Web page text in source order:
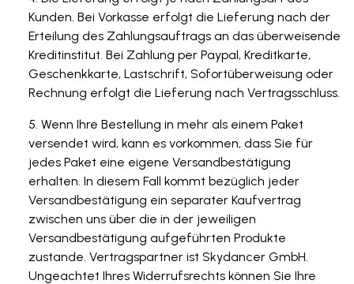
Kunden. Bei Vorkasse erfolgt die Lieferung nach der
Erteilung des Zahlungsauftrags an das überweisende
Kreditinstitut. Bei Zahlung per Paypal, Kreditkarte,
Geschenkkarte, Lastschrift, Sofortüberweisung oder
Rechnung erfolgt die Lieferung nach Vertragsschluss.
Wenn Ihre Bestellung in mehr als einem Paket
versendet wird, kann es vorkommen, dass Sie für
jedes Paket eine eigene Versandbestätigung
erhalten. In diesem Fall kommt bezüglich jeder
Versandbestätigung ein separater Kaufvertrag
zwischen uns über die in der jeweiligen
Versandbestätigung aufgeführten Produkte
zustande. Vertragspartner ist Skydancer GmbH.
Ungeachtet Ihres Widerrufsrechts können Sie Ihre